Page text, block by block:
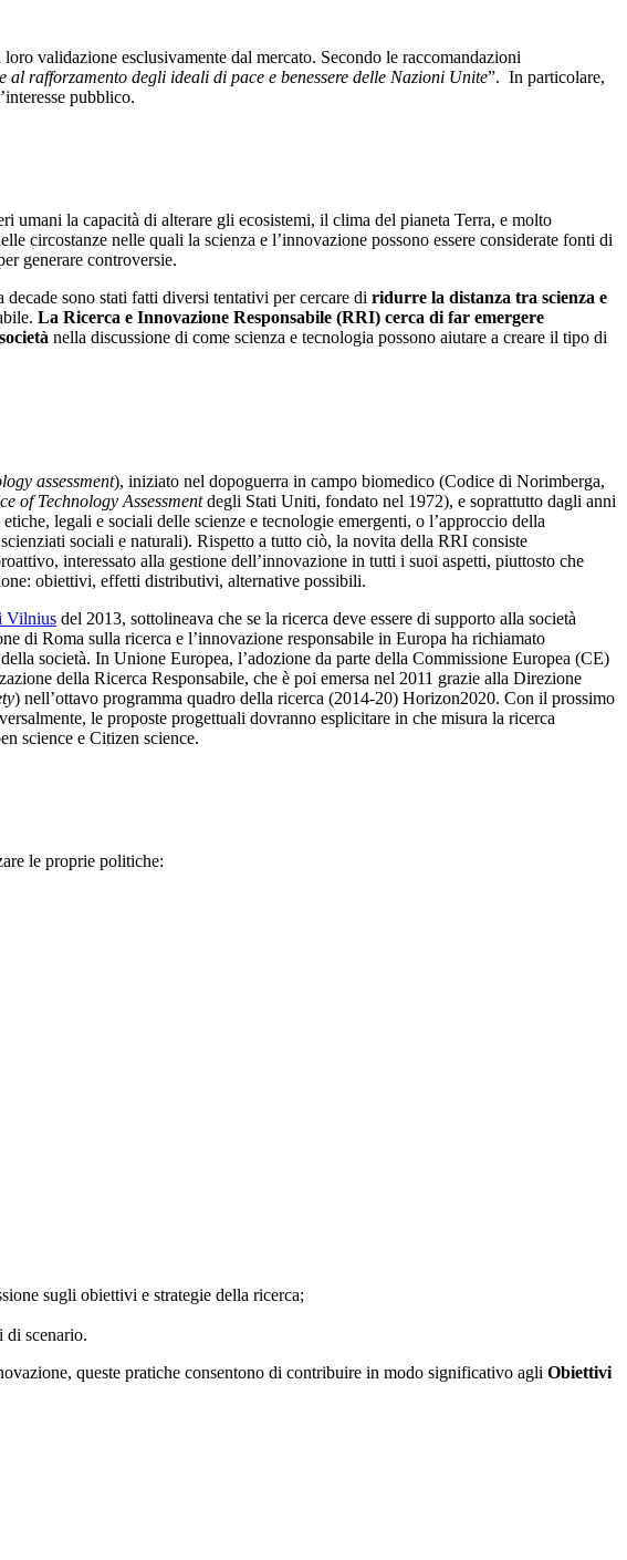
validazione esclusivamente dal mercato. Secondo le raccomandazioni
rafforzamento degli ideali di pace e benessere delle Nazioni Unite”. In particolare,
pubblico.
umani la capacità di alterare gli ecosistemi, il clima del pianeta Terra, e molto
circostanze nelle quali la scienza e l’innovazione possono essere considerate fonti di
generare controversie.
sono stati fatti diversi tentativi per cercare di ridurre la distanza tra scienza e
La Ricerca e Innovazione Responsabile (RRI) cerca di far emergere
nella discussione di come scienza e tecnologia possono aiutare a creare il tipo di
assessment), iniziato nel dopoguerra in campo biomedico (Codice di Norimberga,
of Technology Assessmentdegli Stati Uniti, fondato nel 1972), e soprattutto dagli anni
legali e sociali delle scienze e tecnologie emergenti, o l’approccio della
sociali e naturali). Rispetto a tutto ciò, la novita della RRI consiste
interessato alla gestione dell’innovazione in tutti i suoi aspetti, piuttosto che
obiettivi, effetti distributivi, alternative possibili.
Vilnius del 2013, sottolineava che se la ricerca deve essere di supporto alla società
di Roma sulla ricerca e l’innovazione responsabile in Europa ha richiamato
società. In Unione Europea, l’adozione da parte della Commissione Europea (CE)
della Ricerca Responsabile, che è poi emersa nel 2011 grazie alla Direzione
) nell’ottavo programma quadro della ricerca (2014-20) Horizon2020. Con il prossimo
le proposte progettuali dovranno esplicitare in che misura la ricerca
science e Citizen science.
le proprie politiche:
sugli obiettivi e strategie della ricerca;
di scenario.
queste pratiche consentono di contribuire in modo significativo agli Obiettivi